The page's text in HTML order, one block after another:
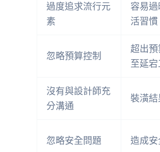
過度追求流行元
素
容易
活習慣
忽略預算控制
超出
至延宕
沒有與設計師充
分溝通
裝潢
忽略安全問題 造成安